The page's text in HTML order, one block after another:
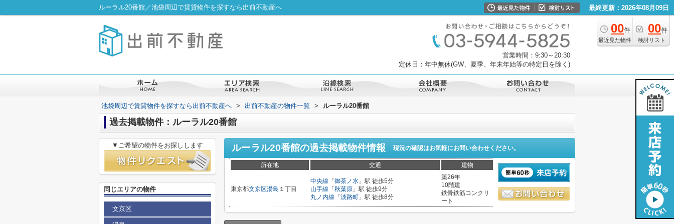
ルーラル20番館／池袋周辺で賃貸物件を探すなら出前不動産へ 最終更新：2026年08月09日
00件
最近見た物件
00件
検討リスト
営業時間：9:30～20:30
定休日：年中無休(GW、夏季、年末年始等の特定日を除く)
池袋周辺で賃貸物件を探すなら出前不動産へ > 出前不動産の物件一覧 > ルーラル20番館
過去掲載物件：ルーラル20番館
ルーラル20番館の過去掲載物件情報 現況の確認はお気軽にお問い合わせください。
所在地 交通 建物
東京都文京区湯島 １丁目
中央線 「 御茶ノ水 」駅 徒歩5分
山手線 「 秋葉原 」駅 徒歩9分
丸ノ内線 「 淡路町 」駅 徒歩8分
築26年
10階建
鉄骨鉄筋コンクリ
ート
▼ご希望の物件をお探しします
同じエリアの物件
文京区